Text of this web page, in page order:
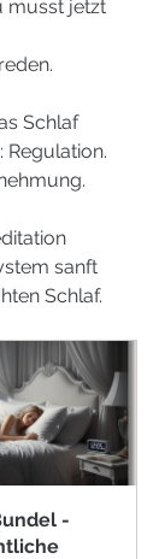
musst jetzt
Schlaf
sanft
Schlaf.
-